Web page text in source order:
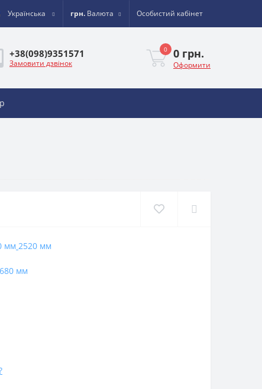
Українська грн. Валюта Особистий кабінет
+38(098)9351571
Замовити дзвінок
0 0 грн.
Оформити
мм 2520 мм
680 мм